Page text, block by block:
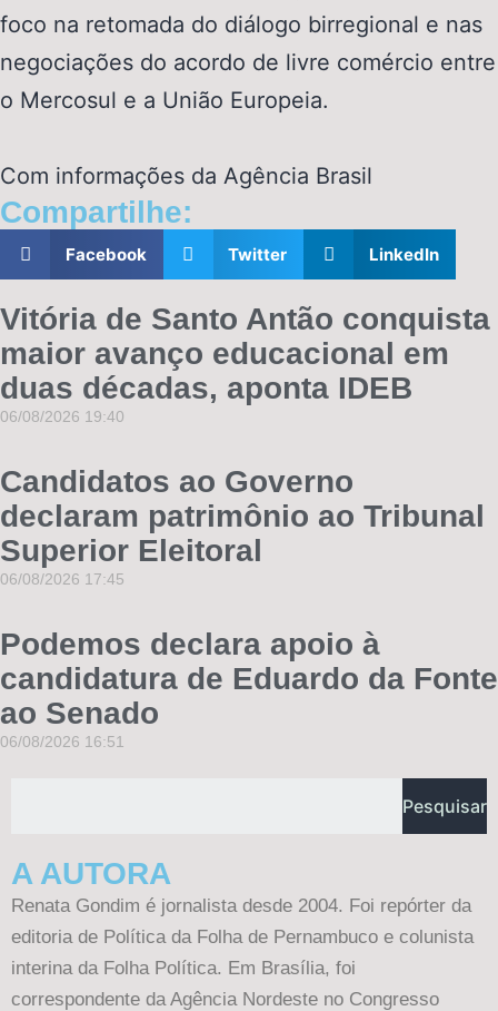
foco na retomada do diálogo birregional e nas
negociações do acordo de livre comércio entre
o Mercosul e a União Europeia.
Com informações da Agência Brasil
Compartilhe:
Facebook Twitter LinkedIn
Vitória de Santo Antão conquista
maior avanço educacional em
duas décadas, aponta IDEB
06/08/2026 19:40
Candidatos ao Governo
declaram patrimônio ao Tribunal
Superior Eleitoral
06/08/2026 17:45
Podemos declara apoio à
candidatura de Eduardo da Fonte
ao Senado
06/08/2026 16:51
Pesquisar
A AUTORA
Renata Gondim é jornalista desde 2004. Foi repórter da
editoria de Política da Folha de Pernambuco e colunista
interina da Folha Política. Em Brasília, foi
correspondente da Agência Nordeste no Congresso